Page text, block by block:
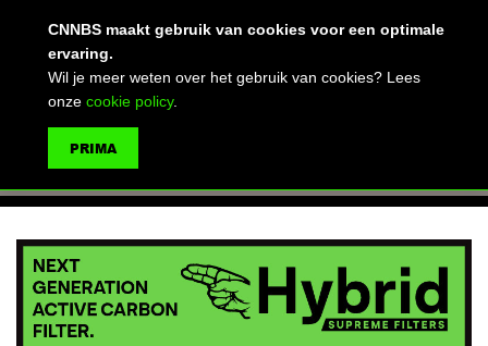
CNNBS maakt gebruik van cookies voor een optimale
ervaring.
Wil je meer weten over het gebruik van cookies? Lees
onze cookie policy.
PRIMA